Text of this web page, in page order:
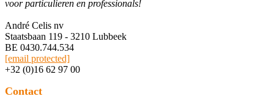
voor particulieren en professionals!
André Celis nv
Staatsbaan 119 - 3210 Lubbeek
BE 0430.744.534
[email protected]
+32 (0)16 62 97 00
Contact